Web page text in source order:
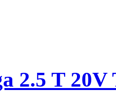
2.5 T 20V